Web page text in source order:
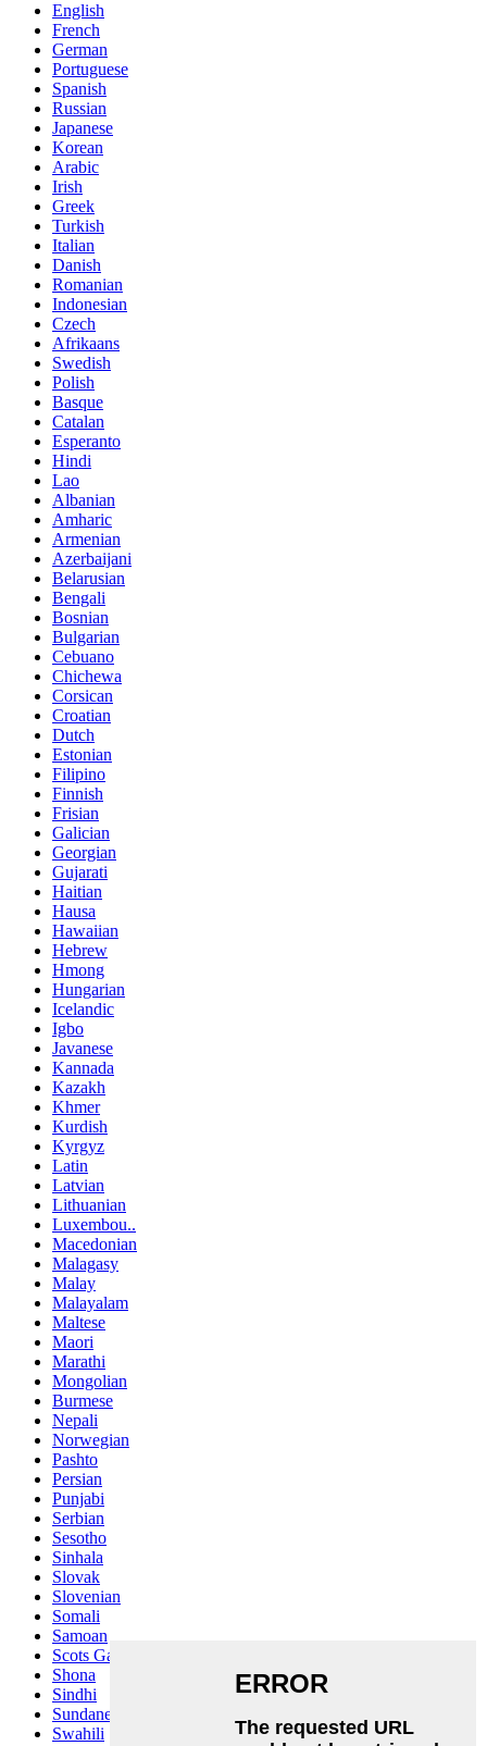
English
French
German
Portuguese
Spanish
Russian
Japanese
Korean
Arabic
Irish
Greek
Turkish
Italian
Danish
Romanian
Indonesian
Czech
Afrikaans
Swedish
Polish
Basque
Catalan
Esperanto
Hindi
Lao
Albanian
Amharic
Armenian
Azerbaijani
Belarusian
Bengali
Bosnian
Bulgarian
Cebuano
Chichewa
Corsican
Croatian
Dutch
Estonian
Filipino
Finnish
Frisian
Galician
Georgian
Gujarati
Haitian
Hausa
Hawaiian
Hebrew
Hmong
Hungarian
Icelandic
Igbo
Javanese
Kannada
Kazakh
Khmer
Kurdish
Kyrgyz
Latin
Latvian
Lithuanian
Luxembou..
Macedonian
Malagasy
Malay
Malayalam
Maltese
Maori
Marathi
Mongolian
Burmese
Nepali
Norwegian
Pashto
Persian
Punjabi
Serbian
Sesotho
Sinhala
Slovak
Slovenian
Somali
Samoan
Scots Gaelic
Shona
Sindhi
Sundanese
Swahili